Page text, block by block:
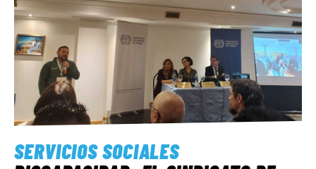
SERVICIOS SOCIALES